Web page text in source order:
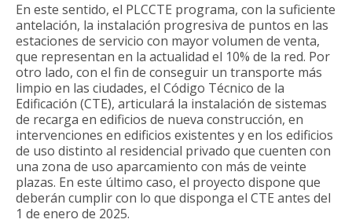
En este sentido, el PLCCTE programa, con la suficiente
antelación, la instalación progresiva de puntos en las
estaciones de servicio con mayor volumen de venta,
que representan en la actualidad el 10% de la red. Por
otro lado, con el fin de conseguir un transporte más
limpio en las ciudades, el Código Técnico de la
Edificación (CTE), articulará la instalación de sistemas
de recarga en edificios de nueva construcción, en
intervenciones en edificios existentes y en los edificios
de uso distinto al residencial privado que cuenten con
una zona de uso aparcamiento con más de veinte
plazas. En este último caso, el proyecto dispone que
deberán cumplir con lo que disponga el CTE antes del
1 de enero de 2025.